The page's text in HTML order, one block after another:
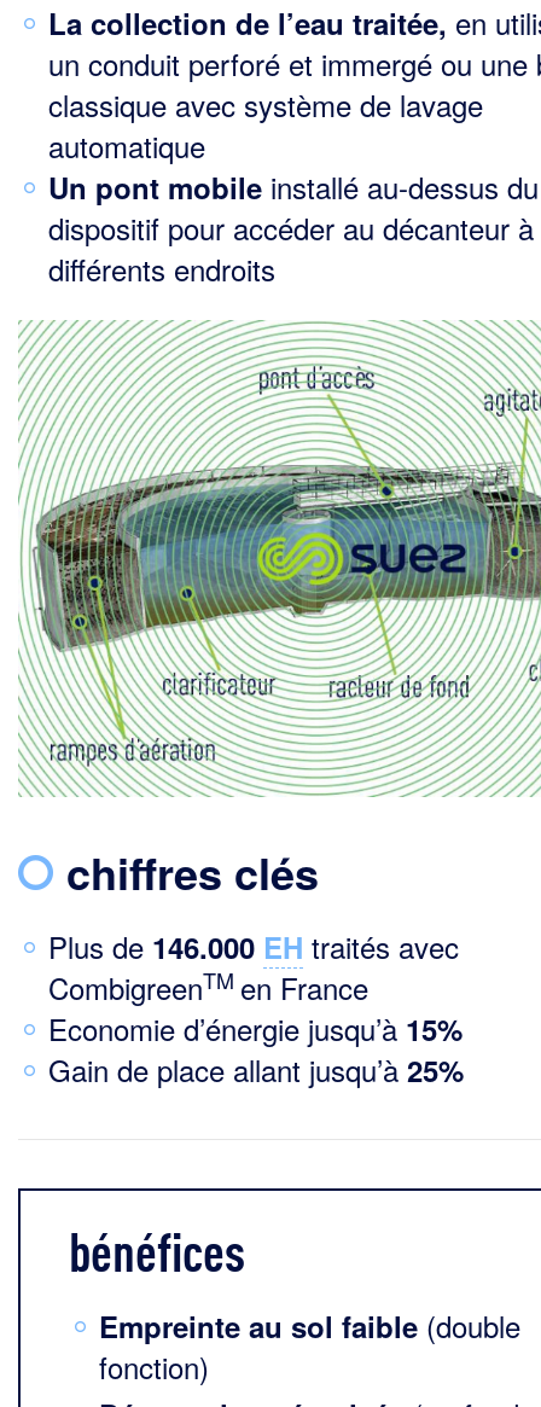
La collection de l’eau traitée, en
un conduit perforé et immergé ou une
classique avec système de lavage
automatique
Un pont mobile installé au-dessus du
dispositif pour accéder au décanteur à
différents endroits
chiffres clés
Plus de 146.000 EH traités avec
CombigreenTM en France
Economie d’énergie jusqu’à 15%
Gain de place allant jusqu’à 25%
bénéfices
Empreinte au sol faible (double
fonction)